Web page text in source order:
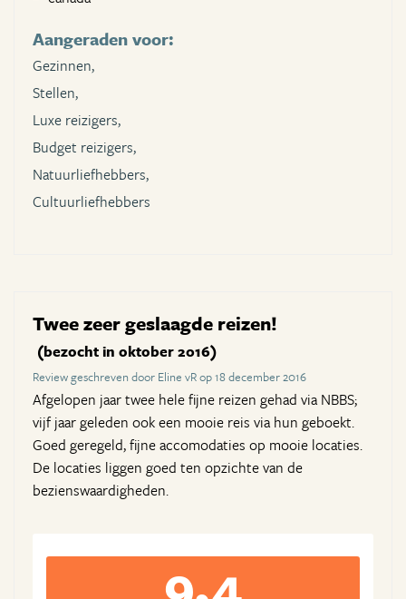
Aangeraden voor:
Gezinnen,
Stellen,
Luxe reizigers,
Budget reizigers,
Natuurliefhebbers,
Cultuurliefhebbers
Twee zeer geslaagde reizen!
(bezocht in oktober 2016)
Review geschreven door Eline vR op 18 december 2016
Afgelopen jaar twee hele fijne reizen gehad via NBBS;
vijf jaar geleden ook een mooie reis via hun geboekt.
Goed geregeld, fijne accomodaties op mooie locaties.
De locaties liggen goed ten opzichte van de
bezienswaardigheden.
9,4